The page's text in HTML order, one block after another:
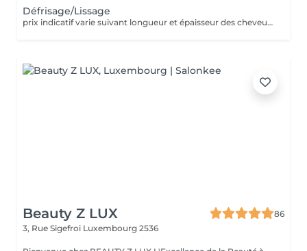
Défrisage/Lissage
prix indicatif varie suivant longueur et épaisseur des cheveux. Appellez le 420011 pour convenir d'un rdv pour devis
Beauty Z LUX
86
3, Rue Sigefroi Luxembourg 2536